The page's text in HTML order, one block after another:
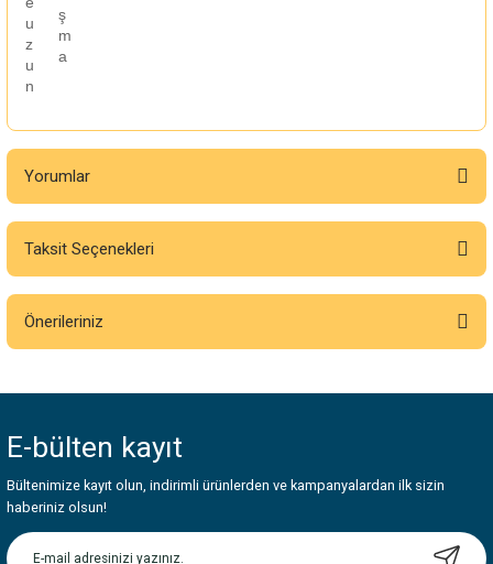
u
z
u
n
ş
m
a
Yorumlar
Bu ürüne ilk yorumu siz yapın!
Taksit Seçenekleri
Önerileriniz
Görüş ve önerileriniz için teşekkür ederiz.
Ürün resmi kalitesiz, bozuk veya görüntülenemiyor.
Ürün açıklamasında eksik bilgiler bulunuyor.
E-bülten kayıt
Bültenimize kayıt olun, indirimli ürünlerden ve kampanyalardan ilk sizin
haberiniz olsun!